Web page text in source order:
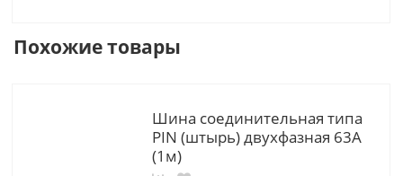
Похожие товары
Шина соединительная типа
PIN (штырь) двухфазная 63А
(1м)